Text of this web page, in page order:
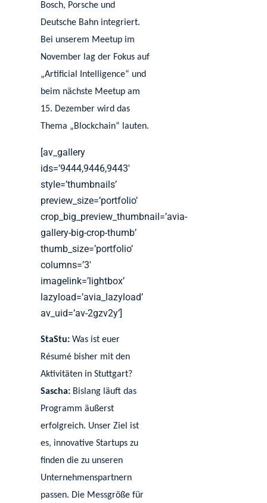
Bosch, Porsche und
Deutsche Bahn integriert.
Bei unserem Meetup im
November lag der Fokus auf
„Artificial Intelligence“ und
beim nächste Meetup am
15. Dezember wird das
Thema „Blockchain“ lauten.
[av_gallery
ids=’9444,9446,9443′
style=’thumbnails’
preview_size=’portfolio’
crop_big_preview_thumbnail=’avia-
gallery-big-crop-thumb’
thumb_size=’portfolio’
columns=’3′
imagelink=’lightbox’
lazyload=’avia_lazyload’
av_uid=’av-2gzv2y’]
StaStu:Was ist euer
Résumé bisher mit den
Aktivitäten in Stuttgart?
Sascha: Bislang läuft das
Programm äußerst
erfolgreich. Unser Ziel ist
es, innovative Startups zu
finden die zu unseren
Unternehmenspartnern
passen. Die Messgröße für